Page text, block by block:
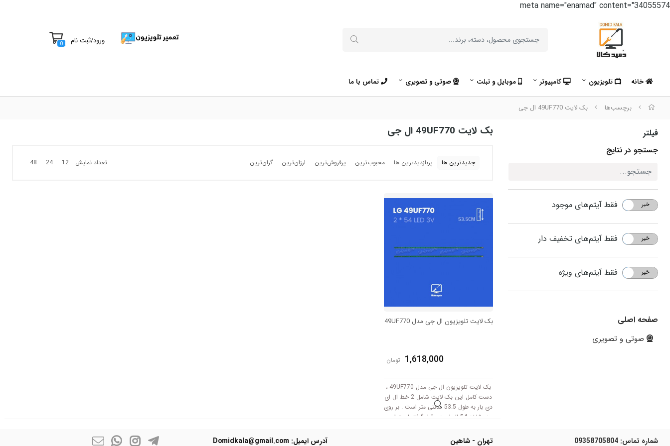
meta name="enamad" content="34055574
ورود/ثبت نام 0
خانه تلویزیون کامپیوتر موبایل و تبلت صوتی و تصویری تماس با ما
برچسب‌ها بک لایت 49UF770 ال جی
فیلتر
جستجو در نتایج
بله خیر فقط آیتم‌های موجود
بله خیر فقط آیتم‌های تخفیف دار
بله خیر فقط آیتم‌های ویژه
صفحه اصلی
صوتی و تصویری
بک لایت 49UF770 ال جی
جدیدترین ها پربازدیدترین ها محبوب‌‌ترین پرفروش‌ترین ارزان‌ترین گران‌ترین تعداد نمایش 12
24
48
بک لایت تلویزیون ال جی مدل 49UF770
1,618,000 تومان
بک لایت تلویزیون ال جی مدل 49UF770 ،
دست کامل این بک لایت شامل 2 خط ال ای
دی بار به طول 53.5 سانتی متر است . بر روی
هر شاخه 54 ال ای دی قرار گرفته است.این
شماره تماس: 09358705804 تهران - شاهین آدرس ایمیل: Domidkala@gmail.com